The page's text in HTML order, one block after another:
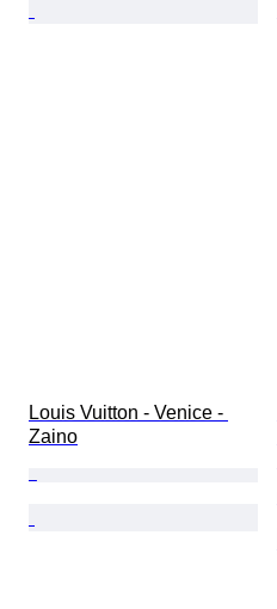
Louis Vuitton - Venice -
Zaino